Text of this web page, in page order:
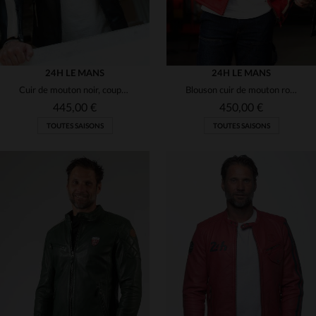
TAILLES DISPONIBLES
24H LE MANS
Cuir de mouton noir, coupe racing inspirée des 24H du Mans.
445,00 €
TOUTES SAISONS
TAILLES DISPONIBLES
24H LE MANS
Blouson cuir de mouton rouge, léger, inspiré des courses automobiles.
450,00 €
TOUTES SAISONS